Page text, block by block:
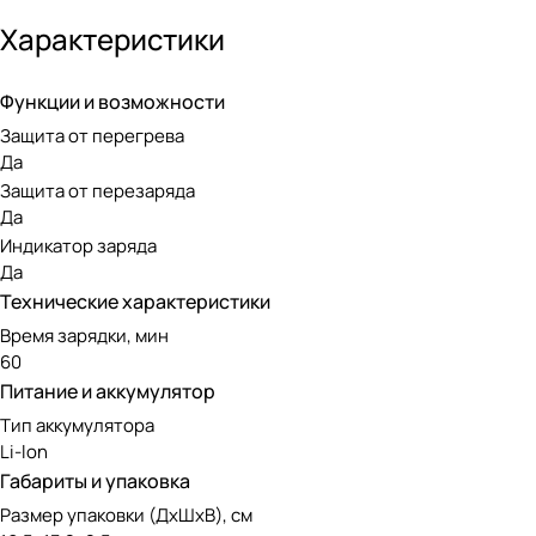
Время зарядки 2 Ач Батарея: около 60 мин;
Характеристики
Функции и возможности
Защита от перегрева
Да
Защита от перезаряда
Да
Индикатор заряда
Да
Технические характеристики
Время зарядки, мин
60
Питание и аккумулятор
Тип аккумулятора
Li-lon
Габариты и упаковка
Размер упаковки (ДxШxВ), см